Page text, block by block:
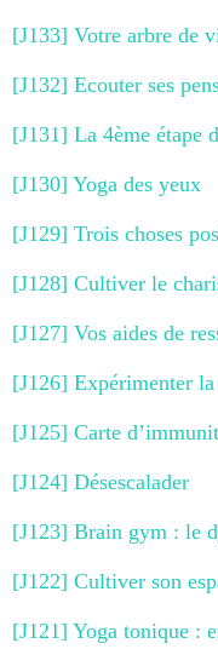
[J133] Votre arbre de
[J132] Ecouter ses
[J131] La 4ème étape
[J130] Yoga des yeux
[J129] Trois choses
[J128] Cultiver le
[J127] Vos aides de
[J126] Expérimenter
[J125] Carte
[J124] Désescalader
[J123] Brain gym : le
[J122] Cultiver son
[J121] Yoga tonique :